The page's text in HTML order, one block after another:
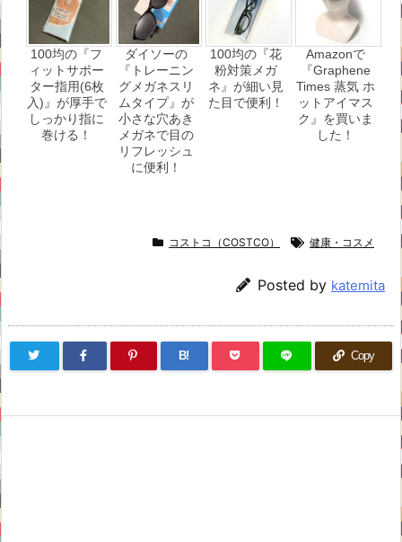
100均の『フ
ィットサポー
ター指用(6枚
入)』が厚手で
しっかり指に
巻ける！
ダイソーの
『トレーニン
グメガネスリ
ムタイプ』が
小さな穴あき
メガネで目の
リフレッシュ
に便利！
100均の『花
粉対策メガ
ネ』が細い見
た目で便利！
Amazonで
『Graphene
Times 蒸気 ホ
ットアイマス
ク』を買いま
した！
コストコ（COSTCO） 健康・コスメ
Posted by katemita
B! Copy